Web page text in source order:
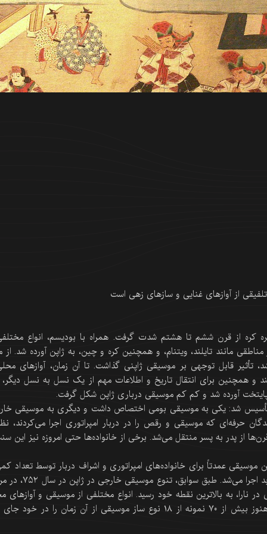
از آوازهای غنایی و سازهای زهی است
کره از قرن ششم تا هشتم شدت گرفت. همراه با بودیسم، انواع
مانند تایلند، ویتنام، و همچنین کره و چین، به ژاپن آورده شد. از
تأثیر قابل توجهی بر موسیقی ژاپنی گذاشت. تا آن زمان، آوازهای
همچنین برای انتقال تاریخ و اطلاعات مهم از یک نسل به نسل دیگر،
آورده شد و کم کم موسیقی درباری ژاپن شکل گرفت.
شد: یکی به موسیقی بومی اختصاص داشت و دیگری به موسیقی
حرفه‌ای که موسیقی و رقص را در دربار امپراتوری اجرا می‌کردند،
از پدر به پسر منتقل می‌شد. برخی از خانواده‌ها حتی امروزه نیز این
عمدتاً برای خانواده‌های امپراتوری و اشراف دربار توسط تعداد
متخصصان در مراسم برگزار شده در دربار امپراتوری و معابد اجرا می‌شد.
به بالاترین نقطه خود رسید. انواع مختلفی از موسیقی و آوازهای
در این مراسم اجرا شد. انبار شوسوین در معبد تودایجی هنوز بیش از ۷۰ نمونه از ۱۸ نوع ساز موسیقی از آن زمان را در